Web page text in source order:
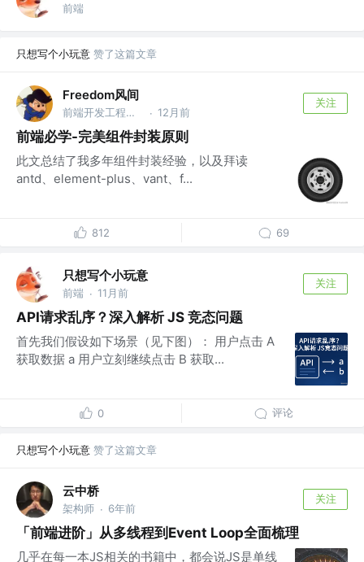
前端
只想写个小玩意 赞了这篇文章
Freedom风间
前端开发工程师 @涂鸦智能 · 12月前
关注
前端必学-完美组件封装原则
此文总结了我多年组件封装经验，以及拜读
antd、element-plus、vant、f...
812 69
只想写个小玩意
前端 · 11月前
关注
API请求乱序？深入解析 JS 竞态问题
首先我们假设如下场景（见下图）： 用户点击 A
获取数据 a 用户立刻继续点击 B 获取...
0 评论
只想写个小玩意 赞了这篇文章
云中桥
架构师 · 6年前
关注
「前端进阶」从多线程到Event Loop全面梳理
几乎在每一本JS相关的书籍中，都会说JS是单线